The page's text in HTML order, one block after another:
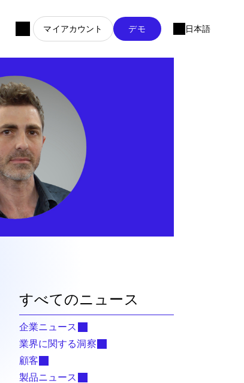
マイアカウント デモ 日本語
すべてのニュース
企業ニュース
業界に関する洞察
顧客
製品ニュース